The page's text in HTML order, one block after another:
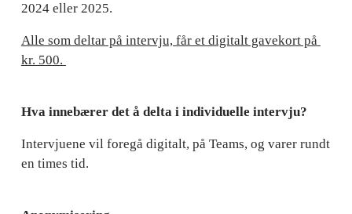
2024 eller 2025.
Alle som deltar på intervju, får et digitalt gavekort på
kr. 500.
Hva innebærer det å delta i individuelle intervju?
Intervjuene vil foregå digitalt, på Teams, og varer rundt
en times tid.